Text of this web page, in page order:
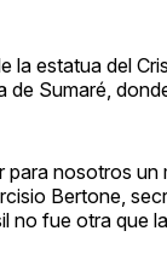
estatua del
de Sumaré,
para nosotros
Bertone,
fue otra que